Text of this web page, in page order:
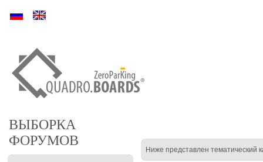
Ру En
ВЫБОРКА
ФОРУМОВ
Ниже представлен тематический